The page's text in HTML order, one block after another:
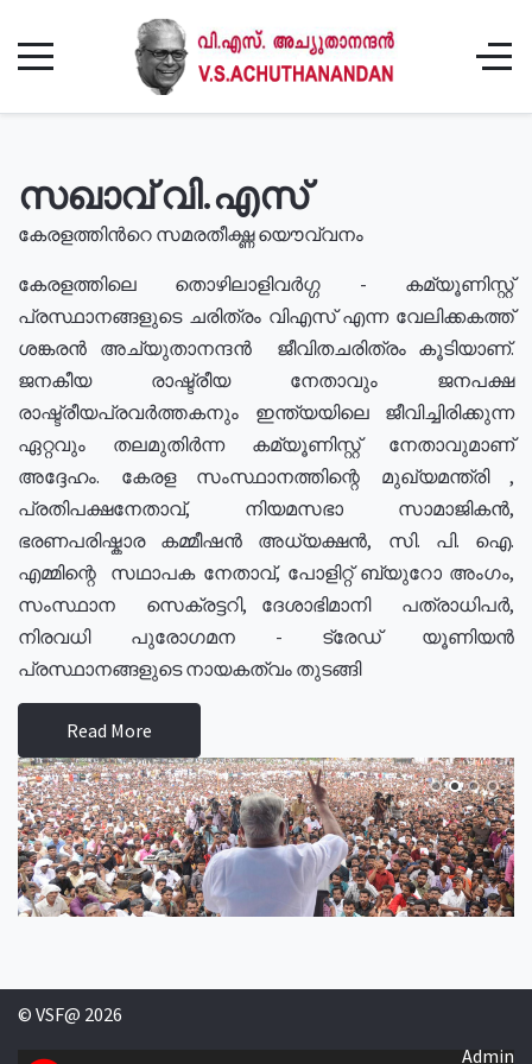
സഖാവ് വി.എസ്
കേരളത്തിൻറെ സമരതീക്ഷ്ണ യൌവ്വനം
കേരളത്തിലെ തൊഴിലാളിവർഗ്ഗ - കമ്യൂണിസ്റ്റ്
പ്രസ്ഥാനങ്ങളുടെ ചരിത്രം വിഎസ് എന്ന വേലിക്കകത്ത്
ശങ്കരൻ അച്യുതാനന്ദൻ ജീവിതചരിത്രം കൂടിയാണ്.
ജനകീയ രാഷ്ട്രീയ നേതാവും ജനപക്ഷ
രാഷ്ട്രീയപ്രവർത്തകനും ഇന്ത്യയിലെ ജീവിച്ചിരിക്കുന്ന
ഏറ്റവും തലമുതിർന്ന കമ്യൂണിസ്റ്റ് നേതാവുമാണ്
അദ്ദേഹം. കേരള സംസ്ഥാനത്തിന്റെ മുഖ്യമന്ത്രി ,
പ്രതിപക്ഷനേതാവ്, നിയമസഭാ സാമാജികൻ,
ഭരണപരിഷ്കാര കമ്മീഷൻ അധ്യക്ഷൻ, സി. പി. ഐ.
എമ്മിന്റെ സഥാപക നേതാവ്, പോളിറ്റ് ബ്യുറോ അംഗം,
സംസ്ഥാന സെക്രട്ടറി, ദേശാഭിമാനി പത്രാധിപർ,
നിരവധി പുരോഗമന - ട്രേഡ് യൂണിയൻ
പ്രസ്ഥാനങ്ങളുടെ നായകത്വം തുടങ്ങി
Read More
© VSF@ 2026
Admin